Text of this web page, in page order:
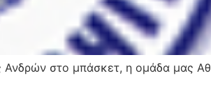
Ανδρών στο μπάσκετ, η ομάδα μας